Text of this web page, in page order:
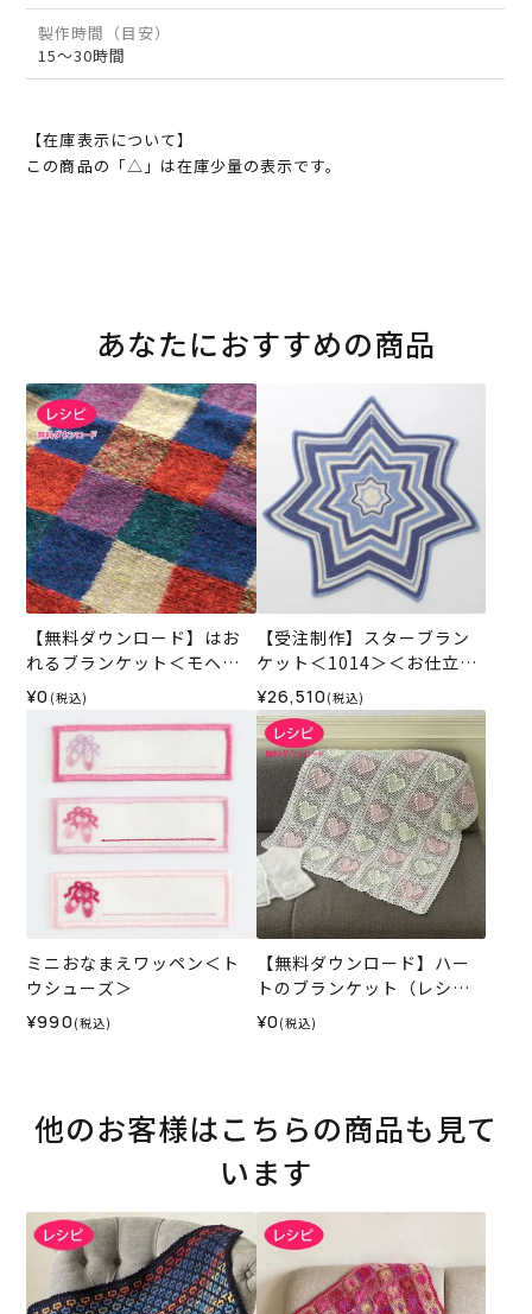
製作時間（目安）
15～30時間
【在庫表示について】
この商品の「△」は在庫少量の表示です。
あなたにおすすめの商品
【無料ダウンロード】はお
れるブランケット＜モヘヤ
プラネット＞（レシピ）
¥0 (税込)
【受注制作】スターブラン
ケット＜1014＞＜お仕立て
代＞（手編み オーダーメイ
ド）
¥26,510 (税込)
ミニおなまえワッペン＜ト
ウシューズ＞
¥990 (税込)
【無料ダウンロード】ハー
トのブランケット（レシ
ピ）
¥0 (税込)
他のお客様はこちらの商品も見て
います